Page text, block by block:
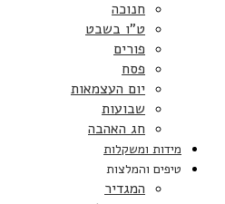
חנוכה
ט”ו בשבט
פורים
פסח
יום העצמאות
שבועות
חג האהבה
מידות ומשקלות
טיפים והמלצות
המגדיר